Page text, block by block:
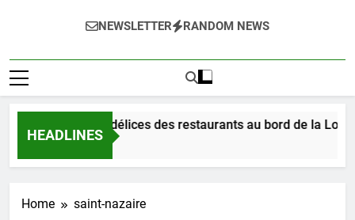
NEWSLETTER RANDOM NEWS
HEADLINES
Dégustez les délices des restaurants au bord de la Loire
3 Jours Ago
Home saint-nazaire